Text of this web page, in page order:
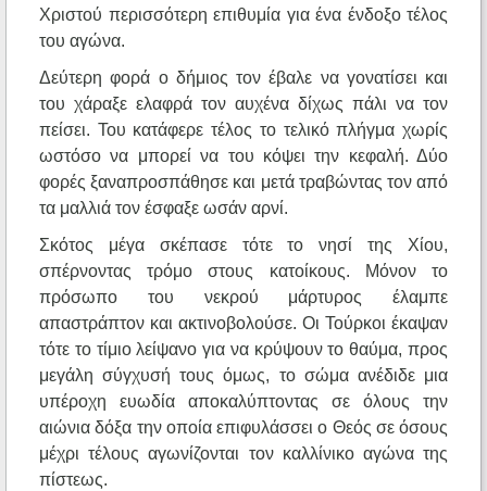
Χριστού περισσότερη επιθυμία για ένα ένδοξο τέλος
του αγώνα.
Δεύτερη φορά ο δήμιος τον έβαλε να γονατίσει και
του χάραξε ελαφρά τον αυχένα δίχως πάλι να τον
πείσει. Του κατάφερε τέλος το τελικό πλήγμα χωρίς
ωστόσο να μπορεί να του κόψει την κεφαλή. Δύο
φορές ξαναπροσπάθησε και μετά τραβώντας τον από
τα μαλλιά τον έσφαξε ωσάν αρνί.
Σκότος μέγα σκέπασε τότε το νησί της Χίου,
σπέρνοντας τρόμο στους κατοίκους. Μόνον το
πρόσωπο του νεκρού μάρτυρος έλαμπε
απαστράπτον και ακτινοβολούσε. Οι Τούρκοι έκαψαν
τότε το τίμιο λείψανο για να κρύψουν το θαύμα, προς
μεγάλη σύγχυσή τους όμως, το σώμα ανέδιδε μια
υπέροχη ευωδία αποκαλύπτοντας σε όλους την
αιώνια δόξα την οποία επιφυλάσσει ο Θεός σε όσους
μέχρι τέλους αγωνίζονται τον καλλίνικο αγώνα της
πίστεως.